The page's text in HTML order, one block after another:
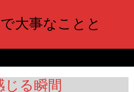
大事なことと
る瞬間